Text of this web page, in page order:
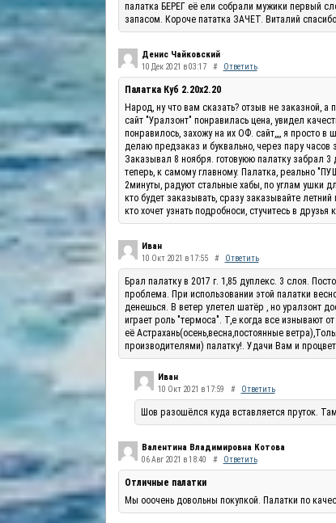
палатка БЕРЕГ её ели собрали мужики первый
запасом. Короче пататка ЗАЧЕТ. Виталий
Денис Чайковский
10 Дек 2021 в 03:17 # Ответить
Палатка Куб 2.20x2.20
Народ, ну что вам сказать? отзыв не заказной,
сайт "Уралзонт" понравилась цена, увидел
понравилось, захожу на их ОФ. сайт,,,, я просто
делаю предзаказ и буквально, через пару часов
Заказывал 8 ноября. готовуюю палатку забрал 3
теперь, к самому главному. Палатка, реально
2минуты, радуют стальные хабы, по углам ушки
кто будет заказывать, сразу заказывайте
кто хочет узнать подробноси, стучитесь в
Иван
10 Окт 2021 в 17:55 # Ответить
Брал палатку в 2017 г. 1,85 дуплекс. 3 слоя.
проблема. При использовании этой палатки
денешься. В ветер улетел шатёр , но уралзонт
играет роль "термоса". Т,е когда все изнывают
её Астрахань(осень,весна,постоянные
производителями) палатку!. Удачи Вам и
Иван
10 Окт 2021 в 17:59 # Ответить
Шов разошёлся куда вставляется пруток.
Валентина Владимировна Котова
06 Авг 2021 в 18:40 # Ответить
Отличные палатки
Мы ооочень довольны покупкой. Палатки по